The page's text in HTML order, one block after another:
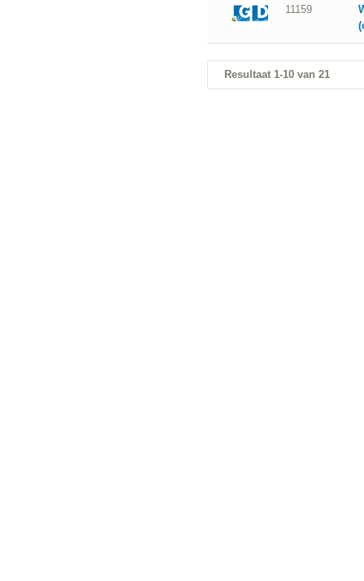
11159
Resultaat 1-10 van 21